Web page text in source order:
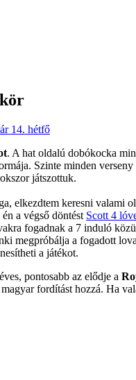
14. hétfő
. A hat oldalú dobókocka
Szinte minden
játszottuk.
elkezdtem keresni valami
a végső döntést Scott 4
fogadnak a 7 induló
megpróbálja a fogadott
a játékot.
pontosabb az elődje a
fordítást hozzá. Ha